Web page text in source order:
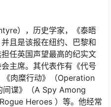
），历史学家，《泰晤
且是该报在纽约、巴黎和
任英国声望最高的纪实文
会主席。其代表作有《代号
肉糜行动》（Operation
间谍》（A Spy Among
Heroes ）等。他经常